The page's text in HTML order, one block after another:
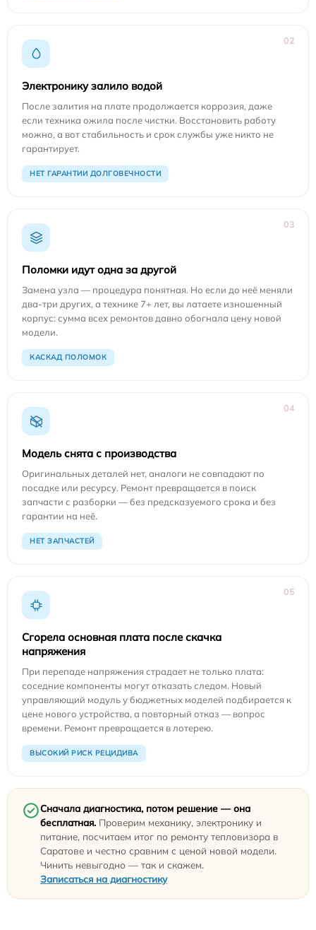
02
Электронику залило водой
После залития на плате продолжается коррозия, даже
если техника ожила после чистки. Восстановить работу
можно, а вот стабильность и срок службы уже никто не
гарантирует.
НЕТ ГАРАНТИИ ДОЛГОВЕЧНОСТИ
03
Поломки идут одна за другой
Замена узла — процедура понятная. Но если до неё меняли
два-три других, а технике 7+ лет, вы латаете изношенный
корпус: сумма всех ремонтов давно обогнала цену новой
модели.
КАСКАД ПОЛОМОК
04
Модель снята с производства
Оригинальных деталей нет, аналоги не совпадают по
посадке или ресурсу. Ремонт превращается в поиск
запчасти с разборки — без предсказуемого срока и без
гарантии на неё.
НЕТ ЗАПЧАСТЕЙ
05
Сгорела основная плата после скачка
напряжения
При перепаде напряжения страдает не только плата:
соседние компоненты могут отказать следом. Новый
управляющий модуль у бюджетных моделей подбирается к
цене нового устройства, а повторный отказ — вопрос
времени. Ремонт превращается в лотерею.
ВЫСОКИЙ РИСК РЕЦИДИВА
Сначала диагностика, потом решение — она
бесплатная. Проверим механику, электронику и
питание, посчитаем итог по ремонту тепловизора в
Саратове и честно сравним с ценой новой модели.
Чинить невыгодно — так и скажем.
Записаться на диагностику